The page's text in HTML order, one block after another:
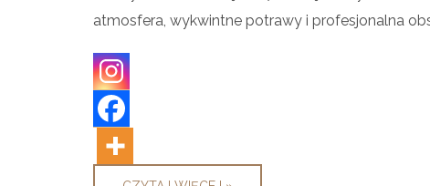
atmosfera, wykwintne potrawy i profesjonalna